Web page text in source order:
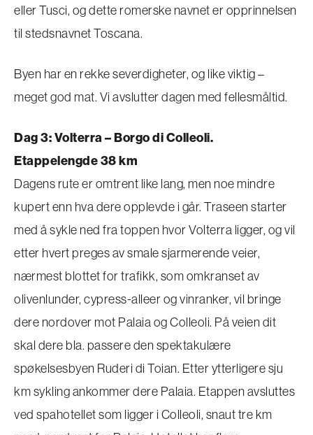
eller Tusci, og dette romerske navnet er opprinnelsen
til stedsnavnet Toscana.
Byen har en rekke severdigheter, og like viktig –
meget god mat. Vi avslutter dagen med fellesmåltid.
Dag 3: Volterra – Borgo di Colleoli.
Etappelengde 38 km
Dagens rute er omtrent like lang, men noe mindre
kupert enn hva dere opplevde i går. Traseen starter
med å sykle ned fra toppen hvor Volterra ligger, og vil
etter hvert preges av smale sjarmerende veier,
nærmest blottet for trafikk, som omkranset av
olivenlunder, cypress-alleer og vinranker, vil bringe
dere nordover mot Palaia og Colleoli. På veien dit
skal dere bla. passere den spektakulære
spøkelsesbyen Ruderi di Toian. Etter ytterligere sju
km sykling ankommer dere Palaia. Etappen avsluttes
ved spahotellet som ligger i Colleoli, snaut tre km